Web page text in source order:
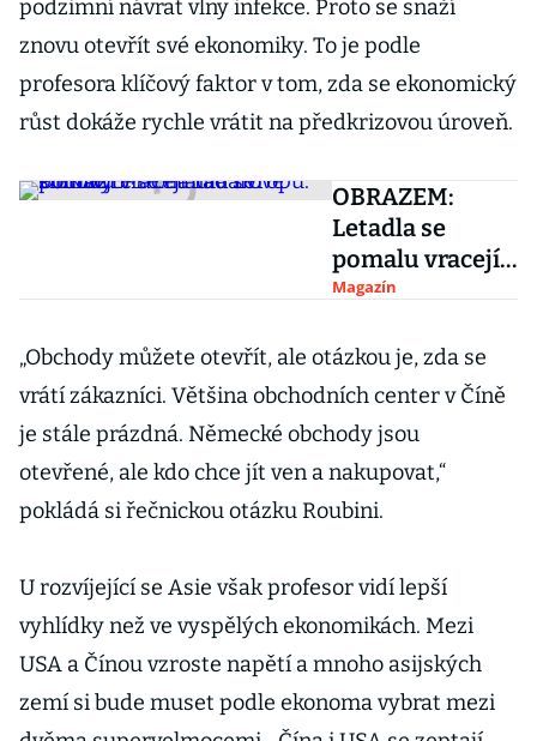
podzimní návrat vlny infekce. Proto se snaží
znovu otevřít své ekonomiky. To je podle
profesora klíčový faktor v tom, zda se ekonomický
růst dokáže rychle vrátit na předkrizovou úroveň.
OBRAZEM:
Letadla se
pomalu vracejí
nad Evropu.
radarové
snímky
Magazín
„Obchody můžete otevřít, ale otázkou je, zda se
vrátí zákazníci. Většina obchodních center v Číně
je stále prázdná. Německé obchody jsou
otevřené, ale kdo chce jít ven a nakupovat,“
pokládá si řečnickou otázku Roubini.
U rozvíjející se Asie však profesor vidí lepší
vyhlídky než ve vyspělých ekonomikách. Mezi
USA a Čínou vzroste napětí a mnoho asijských
zemí si bude muset podle ekonoma vybrat mezi